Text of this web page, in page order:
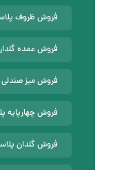
فروش ظروف
فروش عمده
فروش میز صندلی
فروش چهارپایه
فروش گلدان